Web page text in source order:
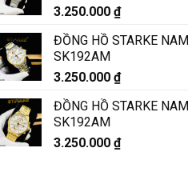
3.250.000 ₫
ĐỒNG HỒ STARKE NAM
SK192AM
3.250.000 ₫
ĐỒNG HỒ STARKE NAM
SK192AM
3.250.000 ₫